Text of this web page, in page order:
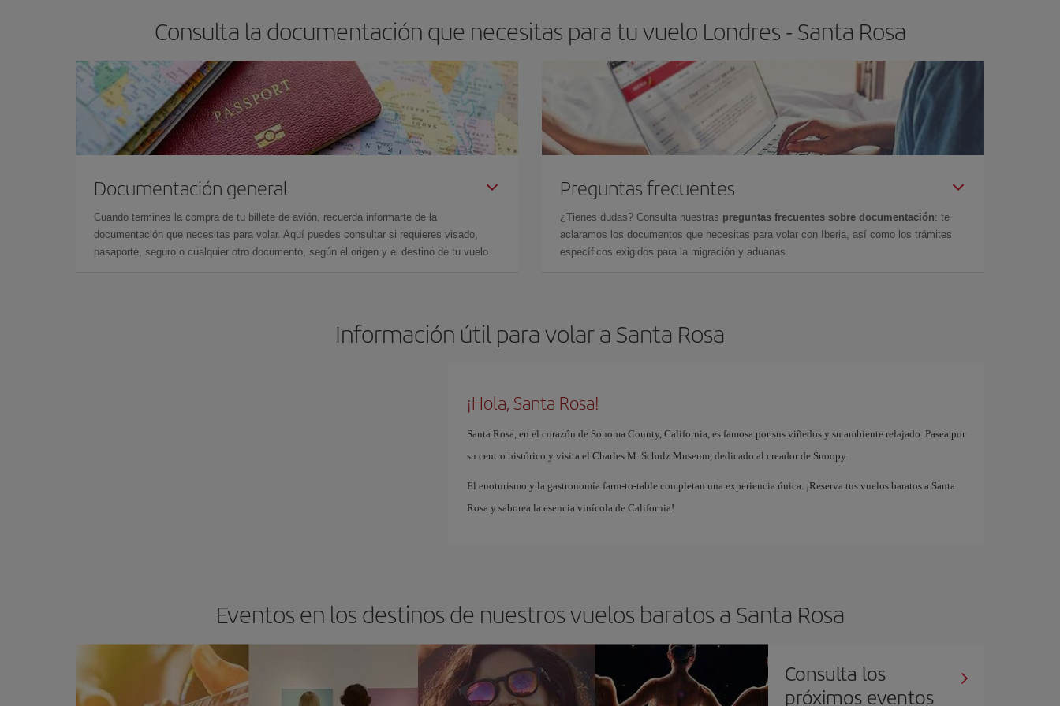
Consulta la documentación que necesitas para tu vuelo Londres - Santa Rosa
Documentación general
Cuando termines la compra de tu billete de avión, recuerda informarte de la
documentación que necesitas para volar. Aquí puedes consultar si requieres visado,
pasaporte, seguro o cualquier otro documento, según el origen y el destino de tu vuelo.
Preguntas frecuentes
¿Tienes dudas? Consulta nuestras preguntas frecuentes sobre documentación: te
aclaramos los documentos que necesitas para volar con Iberia, así como los trámites
específicos exigidos para la migración y aduanas.
Información útil para volar a Santa Rosa
¡Hola, Santa Rosa!
Santa Rosa, en el corazón de Sonoma County, California, es famosa por sus viñedos y su ambiente relajado. Pasea por
su centro histórico y visita el Charles M. Schulz Museum, dedicado al creador de Snoopy.
El enoturismo y la gastronomía farm-to-table completan una experiencia única. ¡Reserva tus vuelos baratos a Santa
Rosa y saborea la esencia vinícola de California!
Eventos en los destinos de nuestros vuelos baratos a Santa Rosa
Consulta los
próximos eventos